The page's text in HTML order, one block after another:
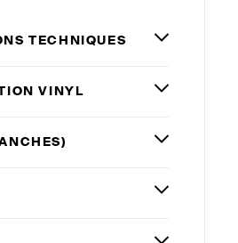
TECHNIQUES
VINYL